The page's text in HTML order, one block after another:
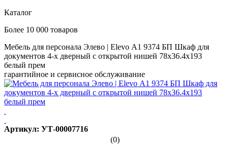
Каталог
Более 10 000 товаров
Мебель для персонала Элево | Elevo А1 9374 БП Шкаф для
документов 4-х дверный с открытой нишей 78х36.4х193
белый прем
гарантийное и сервисное обслуживание
Артикул: УТ-00007716
(0)